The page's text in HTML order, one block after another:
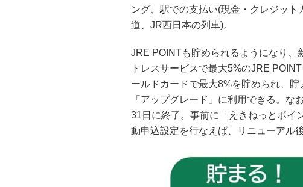
ング、駅での支払い(現金・クレジッ
道、JR西日本の列車)。
JRE POINTも貯められるようになり、
トレスサービスで最大5%のJRE
ールドカードで最大8%を貯められ、
「アップグレード」に利用できる。な
31日に終了。事前に「えきねっとポイ
動申込設定を行なえば、リニューアル